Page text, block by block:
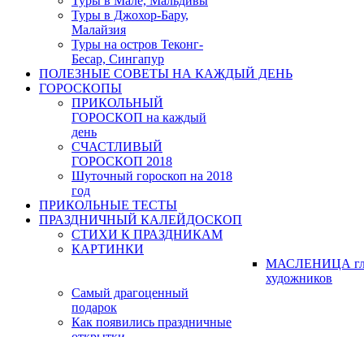
Туры в Джохор-Бару,
Малайзия
Туры на остров Теконг-
Бесар, Сингапур
ПОЛЕЗНЫЕ СОВЕТЫ НА КАЖДЫЙ ДЕНЬ
ГОРОСКОПЫ
ПРИКОЛЬНЫЙ
ГОРОСКОП на каждый
день
СЧАСТЛИВЫЙ
ГОРОСКОП 2018
Шуточный гороскоп на 2018
год
ПРИКОЛЬНЫЕ ТЕСТЫ
ПРАЗДНИЧНЫЙ КАЛЕЙДОСКОП
СТИХИ К ПРАЗДНИКАМ
КАРТИНКИ
МАСЛЕНИЦА
художников
Самый драгоценный
подарок
Как появились праздничные